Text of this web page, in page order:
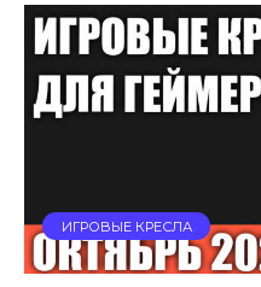
ИГРОВЫЕ КРЕСЛА